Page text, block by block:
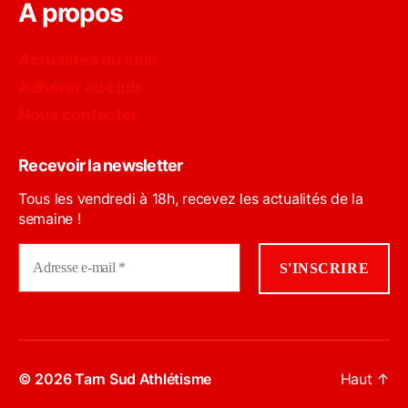
A propos
Recevoir la newsletter
Tous les vendredi à 18h, recevez les actualités de la
semaine !
© 2026Tarn Sud Athlétisme Haut ↑